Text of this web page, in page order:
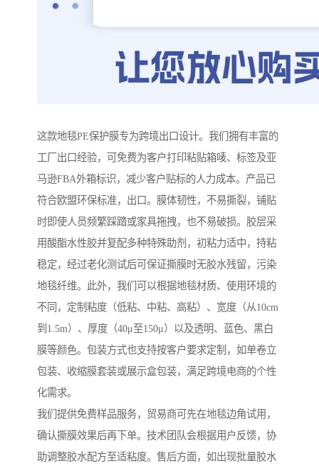
这款地毯PE保护膜专为跨境出口设计。我们拥有丰富的
工厂出口经验，可免费为客户打印粘贴箱唛、标签及亚
马逊FBA外箱标识，减少客户贴标的人力成本。产品已
符合欧盟环保标准，出口。膜体韧性，不易撕裂，铺贴
时即使人员频繁踩踏或家具拖拽，也不易破损。胶层采
用酸酯水性胶并复配多种特殊助剂，初粘力适中，持粘
稳定，经过老化测试后可保证撕膜时无胶水残留，污染
地毯纤维。此外，我们可以根据地毯材质、使用环境的
不同，定制粘度（低粘、中粘、高粘）、宽度（从10cm
到1.5m）、厚度（40μ至150μ）以及透明、蓝色、黑白
膜等颜色。包装方式也支持按客户要求定制，如单卷立
包装、收缩膜套装或展示盒包装，满足跨境电商的个性
化需求。
我们提供免费样品服务，贸易商可先在地毯边角试用，
确认撕膜效果后再下单。技术团队会根据用户反馈，协
助调整胶水配方至适粘度。售后方面，如出现批量胶水